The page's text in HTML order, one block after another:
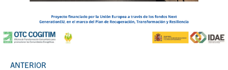
ANTERIOR